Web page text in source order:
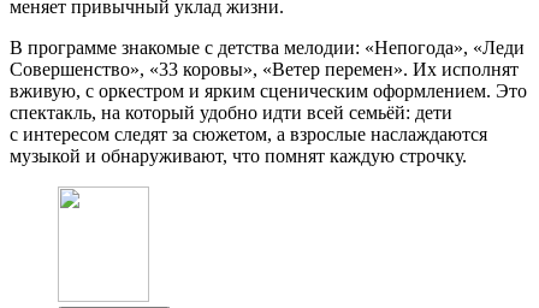
меняет привычный уклад жизни.
В программе знакомые с детства мелодии: «Непогода», «Леди
Совершенство», «33 коровы», «Ветер перемен». Их исполнят
вживую, с оркестром и ярким сценическим оформлением. Это
спектакль, на который удобно идти всей семьёй: дети
с интересом следят за сюжетом, а взрослые наслаждаются
музыкой и обнаруживают, что помнят каждую строчку.